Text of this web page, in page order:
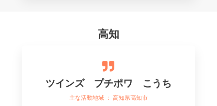
高知

ツインズ プチポワ こうち
主な活動地域 ： 高知県高知市